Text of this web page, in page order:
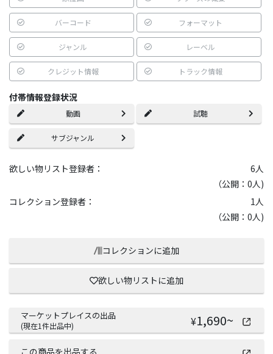
バーコード フォーマット
ジャンル レーベル
クレジット情報 トラック情報
付帯情報登録状況
動画 試聴
サブジャンル
欲しい物リスト登録者： 6人
（公開：0人)
コレクション登録者：
1人
（公開：0人)
コレクションに追加
欲しい物リストに追加
マーケットプレイスの出品
(現在1件出品中) ¥1,690~